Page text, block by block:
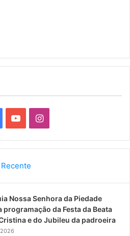
o
u
b
I
n
a
g
Recente
Nossa Senhora da Piedade
programação da Festa da Beata
e do Jubileu da padroeira